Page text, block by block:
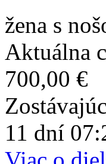
žena s
Aktuálna
700,00 €
11 dní